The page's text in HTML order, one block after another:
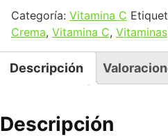
Categoría: Vitamina C
Crema, Vitamina C, Vitaminas
Descripción
Descripción